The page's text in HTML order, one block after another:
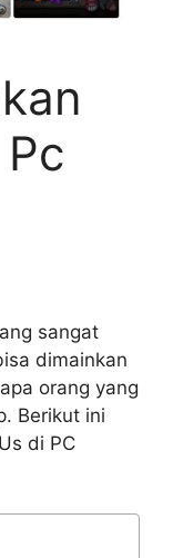
sangat
dimainkan
orang yang
Berikut ini
di PC